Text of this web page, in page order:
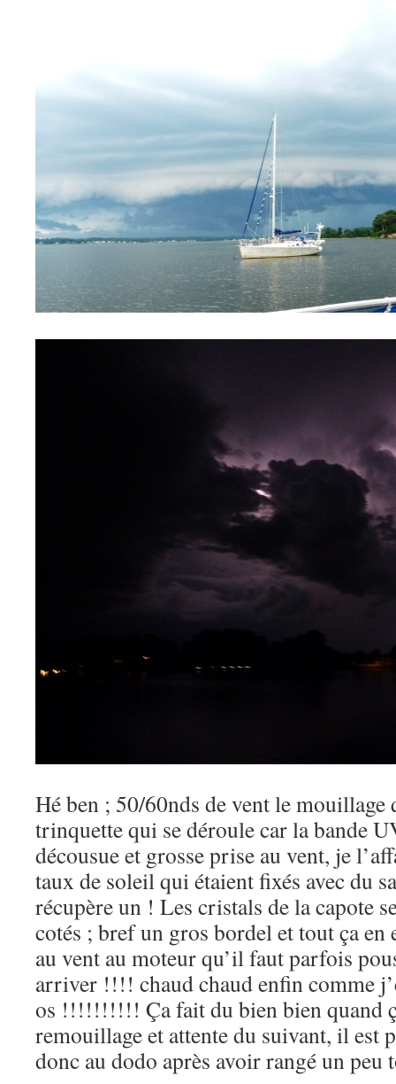
Hé ben ; 50/60nds de vent le mouillage
trinquette qui se déroule car la bande
décousue et grosse prise au vent, je
taux de soleil qui étaient fixés avec du
récupère un ! Les cristals de la capote
cotés ; bref un gros bordel et tout ça en
au vent au moteur qu’il faut parfois
arriver !!!! chaud chaud enfin comme
os !!!!!!!!!! Ça fait du bien bien quand
remouillage et attente du suivant, il est
donc au dodo après avoir rangé un peu